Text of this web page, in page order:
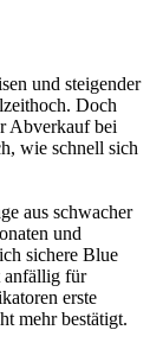
und steigender
Doch
Abverkauf bei
wie schnell sich
aus schwacher
und
sichere Blue
anfällig für
erste
mehr bestätigt.